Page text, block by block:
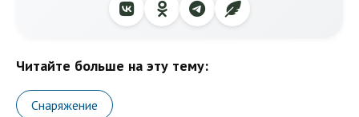
Читайте больше на эту тему:
Снаряжение